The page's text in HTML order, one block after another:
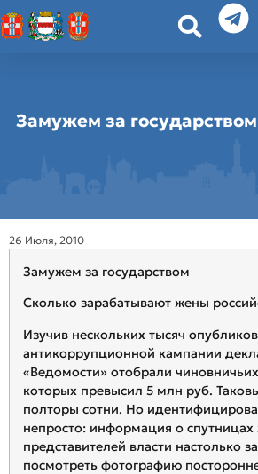
Замужем за государством
26 Июля, 2010
Замужем за государством
Сколько зарабатывают жены
Изучив нескольких тысяч
антикоррупционной кампании
«Ведомости» отобрали
которых превысил 5 млн руб.
полторы сотни. Но
непросто: информация о
представителей власти настолько
посмотреть фотографию